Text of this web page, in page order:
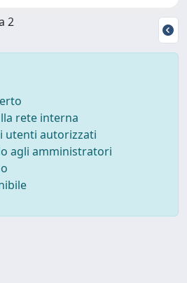
2
rete interna
utenti autorizzati
agli amministratori